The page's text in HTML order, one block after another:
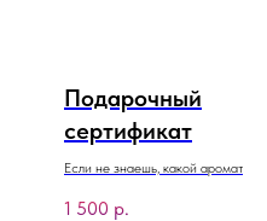
Подарочный
сертификат
Если не знаешь, какой аромат
1 500 р.